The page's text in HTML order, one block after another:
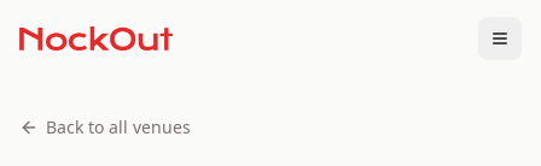
Back to all venues